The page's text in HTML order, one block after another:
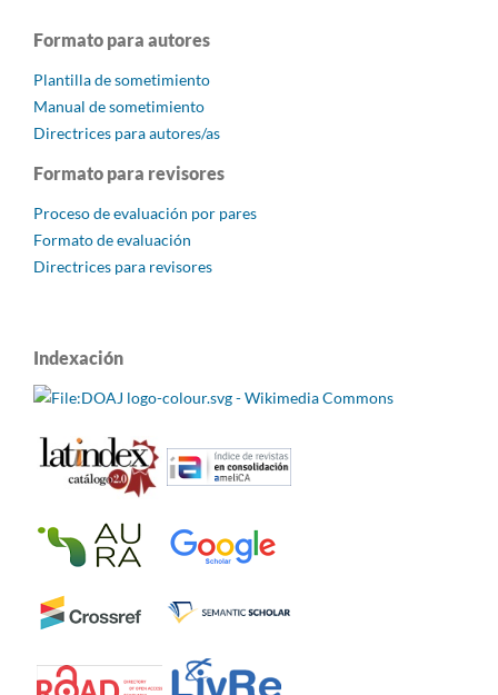
Formato para autores
Plantilla de sometimiento
Manual de sometimiento
Directrices para autores/as
Formato para revisores
Proceso de evaluación por pares
Formato de evaluación
Directrices para revisores
Indexación